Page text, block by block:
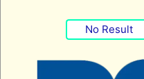
No Result